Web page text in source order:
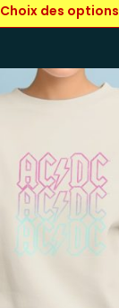
Choix des options